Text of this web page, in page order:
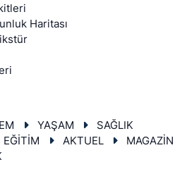
Haritası
YAŞAM
SAĞLIK
EĞİTİM AKTUEL
MAGAZİN